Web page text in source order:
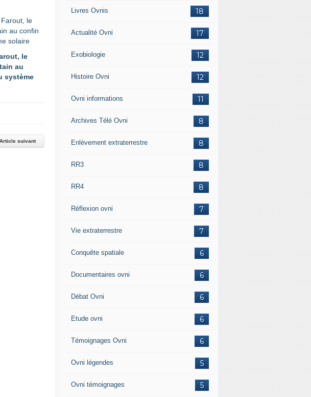
le
au
système
Article suivant
18
Livres Ovnis
17
Actualité Ovni
12
Exobiologie
12
Histoire Ovni
11
Ovni informations
8
Archives Télé Ovni
8
Enlèvement extraterrestre
8
RR3
8
RR4
7
Réflexion ovni
7
Vie extraterrestre
6
Conquête spatiale
6
Documentaires ovni
6
Débat Ovni
6
Etude ovni
6
Témoignages Ovni
5
Ovni légendes
5
Ovni témoignages